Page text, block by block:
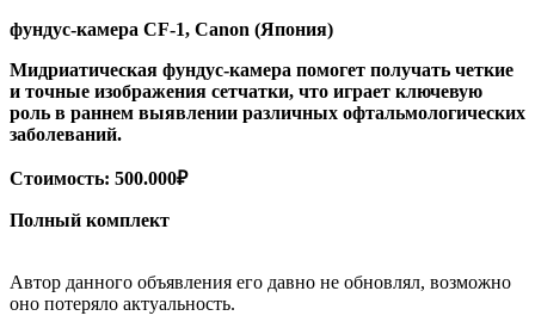
фундус-камера CF-1, Canon (Япония)
Мидриатическая фундус-камера помогет получать четкие
и точные изображения сетчатки, что играет ключевую
роль в раннем выявлении различных офтальмологических
заболеваний.
Стоимость: 500.000₽
Полный комплект
Автор данного объявления его давно не обновлял, возможно
оно потеряло актуальность.